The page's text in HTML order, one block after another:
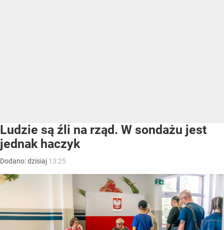
Ludzie są źli na rząd. W sondażu jest
jednak haczyk
Dodano:dzisiaj 13:25